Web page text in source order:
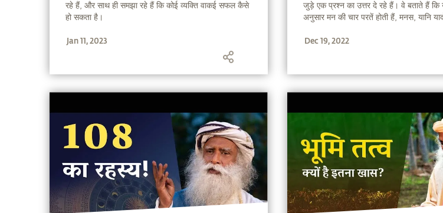
रहे हैं, और साथ ही समझा रहे हैं कि कोई व्यक्ति वाकई सफल कैसे
हो सकता है।
Jan 11, 2023
जुड़े एक प्रश्न का उत्तर दे रहे हैं। वे बताते हैं कि
अनुसार मन की चार परतें होती हैं, मनस, यानि
बुद्धि या प्रज्ञा जिसकी कोई सीमा नहीं है।
Dec 19, 2022